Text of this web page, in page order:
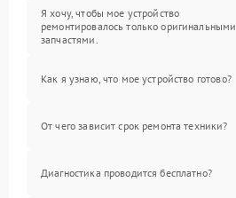
Я хочу, чтобы мое устройство
ремонтировалось только оригинальными
запчастями.
Как я узнаю, что мое устройство готово?
От чего зависит срок ремонта техники?
Диагностика проводится бесплатно?